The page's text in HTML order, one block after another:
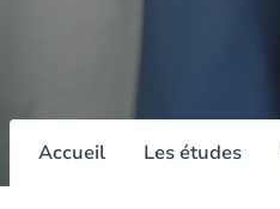
Accueil Les études